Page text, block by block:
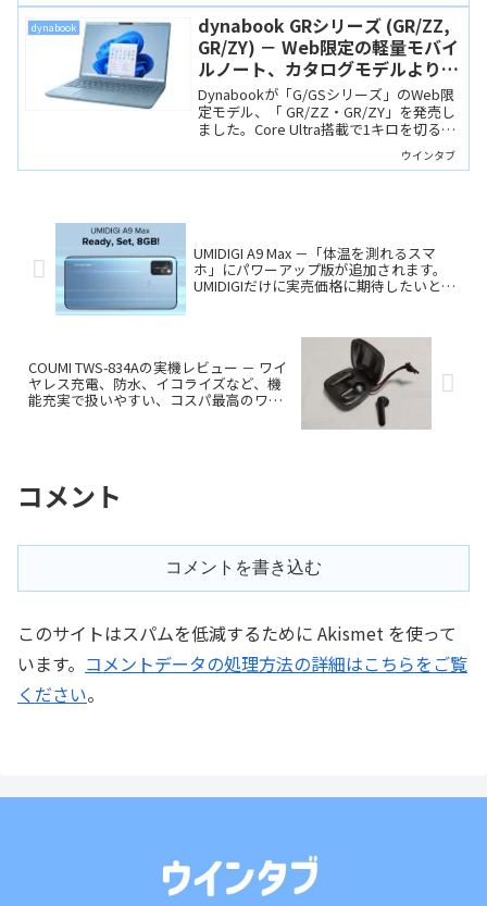
dynabook
dynabook GRシリーズ (GR/ZZ,
GR/ZY) － Web限定の軽量モバイ
ルノート、カタログモデルよりも
スペックの選択肢が豊富です
Dynabookが「G/GSシリーズ」のWeb限
定モデル、「 GR/ZZ・GR/ZY」を発売し
ました。Core Ultra搭載で1キロを切る超
軽量筐体ながら、32GBメモリや1TB SSD
も選べるなど、カタログモデルより自由
ウインタブ
UMIDIGI A9 Max －「体温を測れるスマ
ホ」にパワーアップ版が追加されます。
UMIDIGIだけに実売価格に期待したいとこ
COUMI TWS-834Aの実機レビュー － ワイ
ヤレス充電、防水、イコライズなど、機
能充実で扱いやすい、コスパ最高のワイ
コメント
コメントを書き込む
このサイトはスパムを低減するために Akismet を使って
います。 コメントデータの処理方法の詳細はこちらをご覧
ください。